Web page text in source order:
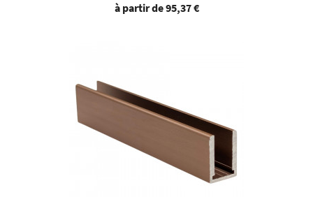
à partir de95,37 €